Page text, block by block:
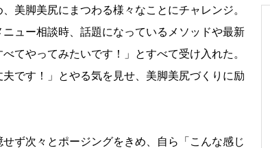
美脚美尻にまつわる様々なことにチャレンジ。
ュー相談時、話題になっているメソッドや最新
てやってみたいです！」とすべて受け入れた。
です！」とやる気を見せ、美脚美尻づくりに励
ず次々とポージングをきめ、自ら「こんな感じ